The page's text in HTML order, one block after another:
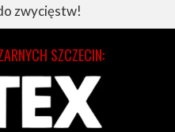
zwycięstw!
SZCZECIN: